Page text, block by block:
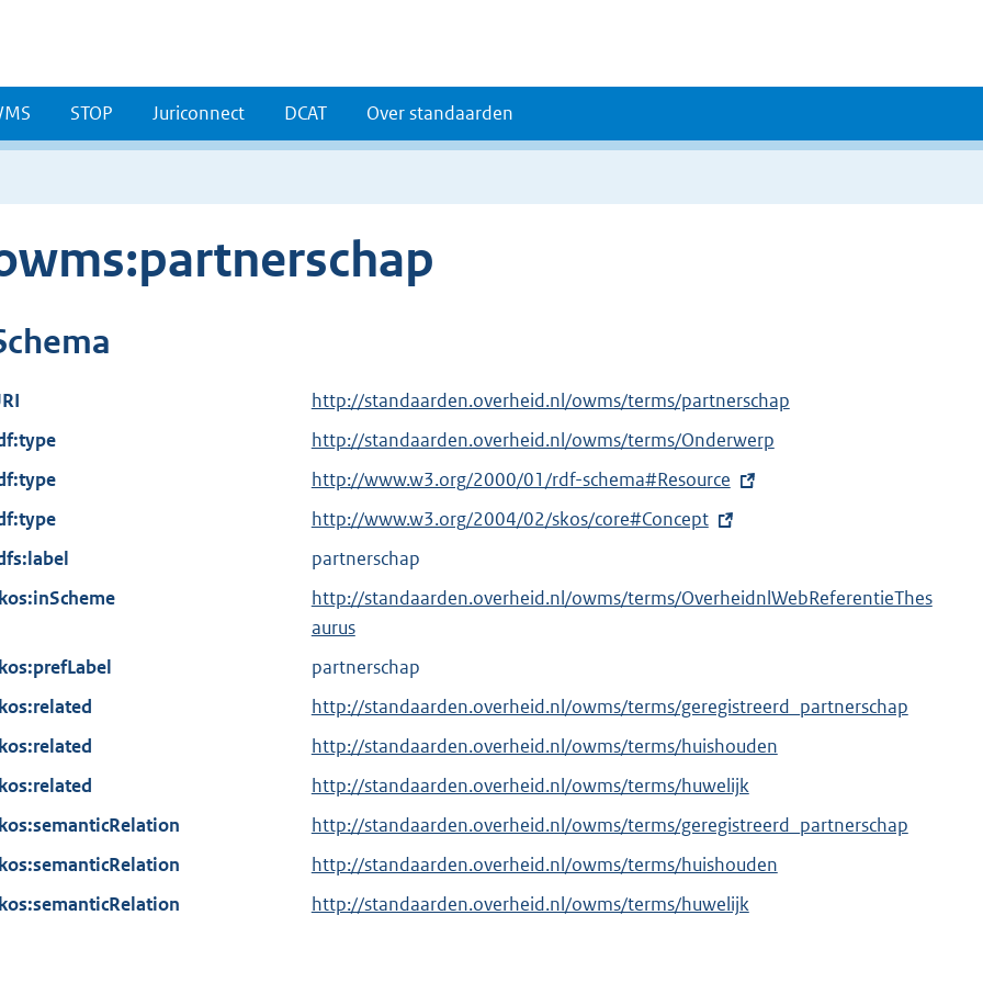
STOP Juriconnect DCAT Over standaarden
http://standaarden.overheid.nl/owms/terms/partnerschap
http://standaarden.overheid.nl/owms/terms/Onderwerp
E
x
e
r
n
i
n
k
http://www.w3.org/2000/01/rdf-schema#Resource
E
e
r
n
e
i
n
k
http://www.w3.org/2004/02/skos/core#Concept
partnerschap
http://standaarden.overheid.nl/owms/terms/OverheidnlWebReferentieThes
aurus
partnerschap
http://standaarden.overheid.nl/owms/terms/geregistreerd_partnerschap
http://standaarden.overheid.nl/owms/terms/huishouden
http://standaarden.overheid.nl/owms/terms/huwelijk
http://standaarden.overheid.nl/owms/terms/geregistreerd_partnerschap
http://standaarden.overheid.nl/owms/terms/huishouden
http://standaarden.overheid.nl/owms/terms/huwelijk